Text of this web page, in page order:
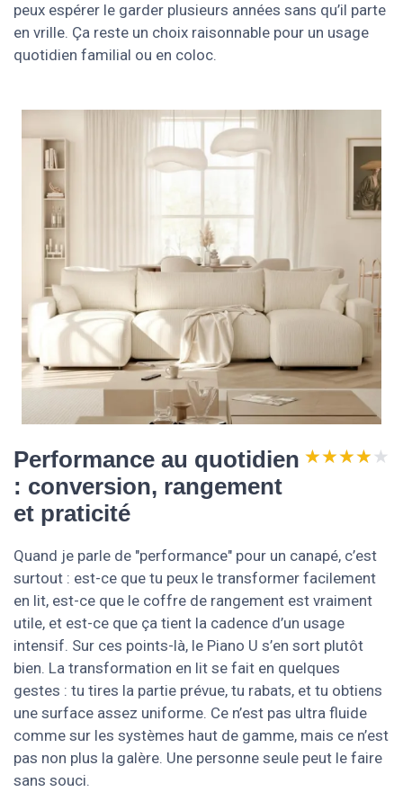
peux espérer le garder plusieurs années sans qu’il parte
en vrille. Ça reste un choix raisonnable pour un usage
quotidien familial ou en coloc.
Performance au quotidien
: conversion, rangement
et praticité
★★★★★
★★★★★
Quand je parle de "performance" pour un canapé, c’est
surtout : est-ce que tu peux le transformer facilement
en lit, est-ce que le coffre de rangement est vraiment
utile, et est-ce que ça tient la cadence d’un usage
intensif. Sur ces points-là, le Piano U s’en sort plutôt
bien. La transformation en lit se fait en quelques
gestes : tu tires la partie prévue, tu rabats, et tu obtiens
une surface assez uniforme. Ce n’est pas ultra fluide
comme sur les systèmes haut de gamme, mais ce n’est
pas non plus la galère. Une personne seule peut le faire
sans souci.